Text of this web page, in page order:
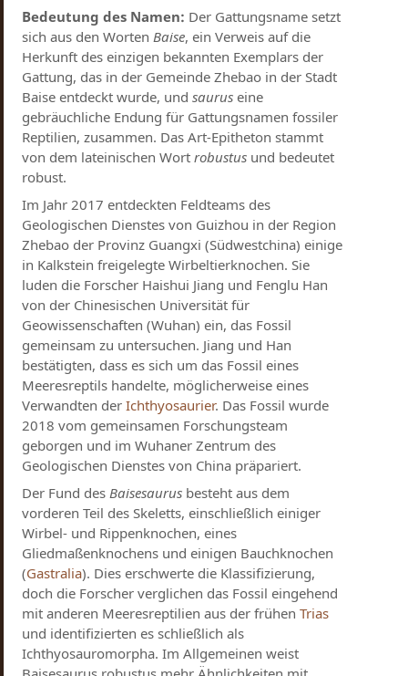
Bedeutung des Namen: Der Gattungsname setzt
sich aus den Worten Baise, ein Verweis auf die
Herkunft des einzigen bekannten Exemplars der
Gattung, das in der Gemeinde Zhebao in der Stadt
Baise entdeckt wurde, undsaurus eine
gebräuchliche Endung für Gattungsnamen fossiler
Reptilien, zusammen. Das Art-Epitheton stammt
von dem lateinischen Wortrobustus und bedeutet
robust.
Im Jahr 2017 entdeckten Feldteams des
Geologischen Dienstes von Guizhou in der Region
Zhebao der Provinz Guangxi (Südwestchina) einige
in Kalkstein freigelegte Wirbeltierknochen. Sie
luden die Forscher Haishui Jiang und Fenglu Han
von der Chinesischen Universität für
Geowissenschaften (Wuhan) ein, das Fossil
gemeinsam zu untersuchen. Jiang und Han
bestätigten, dass es sich um das Fossil eines
Meeresreptils handelte, möglicherweise eines
Verwandten derIchthyosaurier. Das Fossil wurde
2018 vom gemeinsamen Forschungsteam
geborgen und im Wuhaner Zentrum des
Geologischen Dienstes von China präpariert.
Der Fund desBaisesaurus besteht aus dem
vorderen Teil des Skeletts, einschließlich einiger
Wirbel- und Rippenknochen, eines
Gliedmaßenknochens und einigen Bauchknochen
(Gastralia). Dies erschwerte die Klassifizierung,
doch die Forscher verglichen das Fossil eingehend
mit anderen Meeresreptilien aus der frühenTrias
und identifizierten es schließlich als
Ichthyosauromorpha. Im Allgemeinen weist